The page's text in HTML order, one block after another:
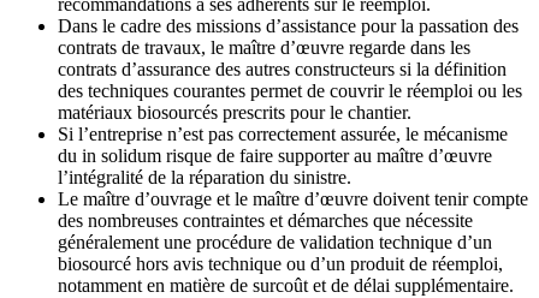
recommandations à ses adhérents sur le réemploi.
Dans le cadre des missions d’assistance pour la passation des
contrats de travaux, le maître d’œuvre regarde dans les
contrats d’assurance des autres constructeurs si la définition
des techniques courantes permet de couvrir le réemploi ou les
matériaux biosourcés prescrits pour le chantier.
Si l’entreprise n’est pas correctement assurée, le mécanisme
du in solidum risque de faire supporter au maître d’œuvre
l’intégralité de la réparation du sinistre.
Le maître d’ouvrage et le maître d’œuvre doivent tenir compte
des nombreuses contraintes et démarches que nécessite
généralement une procédure de validation technique d’un
biosourcé hors avis technique ou d’un produit de réemploi,
notamment en matière de surcoût et de délai supplémentaire.